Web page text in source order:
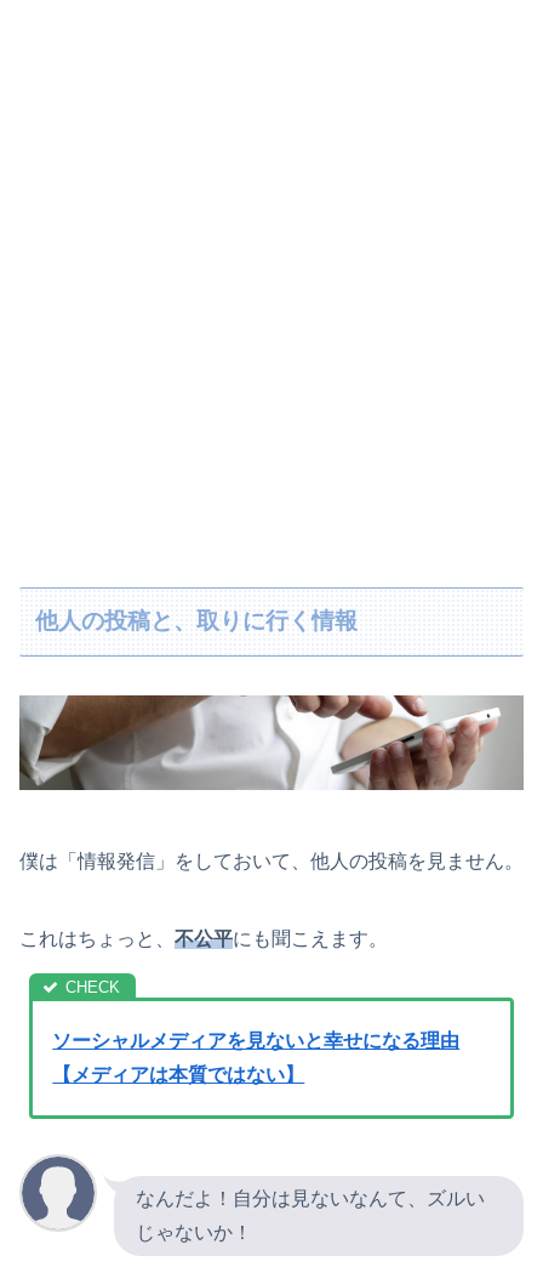
他人の投稿と、取りに行く情報
僕は「情報発信」をしておいて、他人の投稿を見ません。
これはちょっと、 不公平にも聞こえます。
ソーシャルメディアを見ないと幸せになる理由
【メディアは本質ではない】
なんだよ！自分は見ないなんて、ズルい
じゃないか！